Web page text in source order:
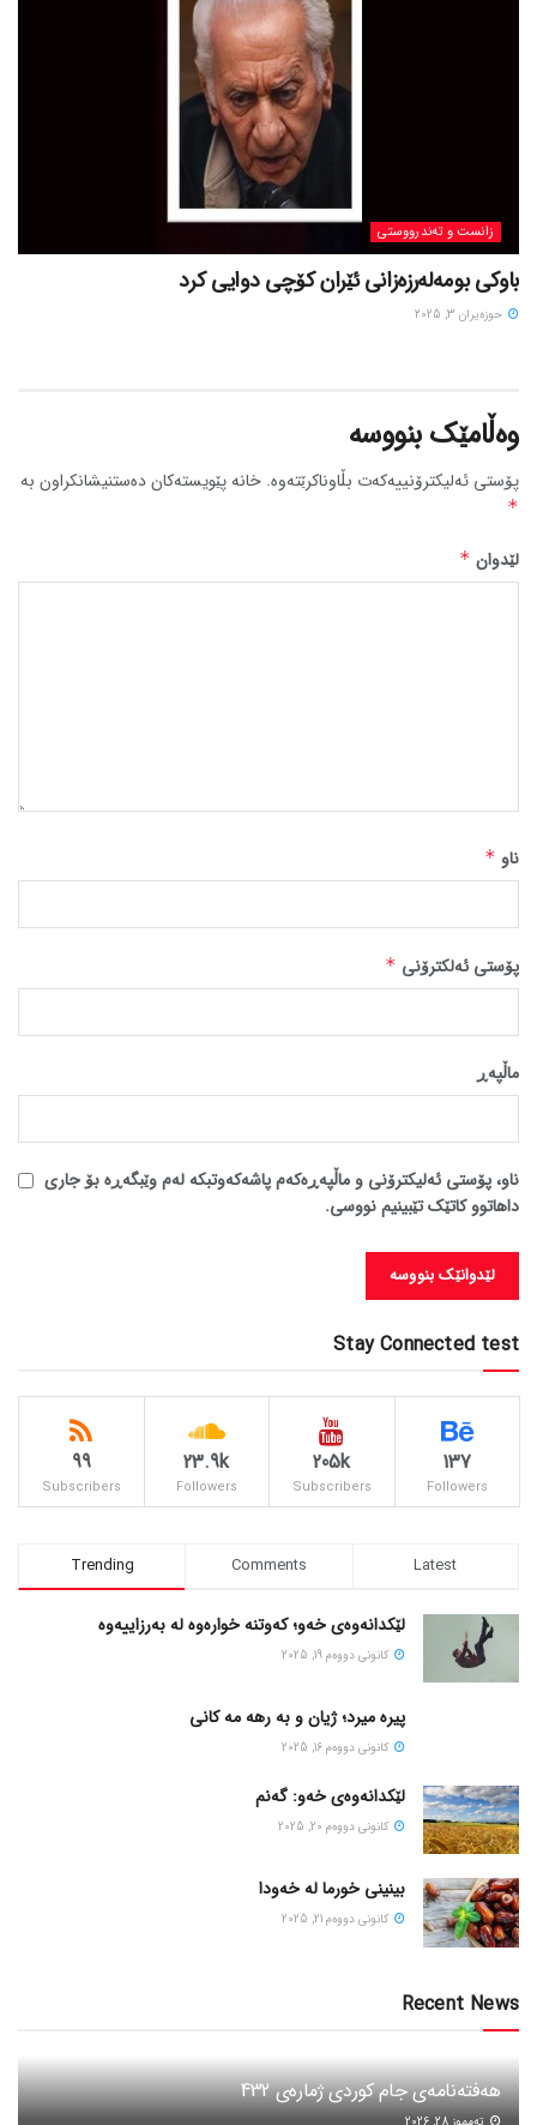
زانست و تەندرووستی
باوکی بومەلەرزەزانی ئێران کۆچی دوایی کرد
حوزه‌یران 3, 2025
وەڵامێک بنووسە
پۆستی ئەلیکترۆنییەکەت بڵاوناکرێتەوە. خانە پێویستەکان دەستنیشانکراون بە
*
لێدوان *
ناو *
پۆستی ئەلکترۆنی *
ماڵپه‌ڕ
ناو، پۆستی ئەلیکترۆنی و ماڵپەڕەکەم پاشەکەوتبکە لەم وێبگەڕە بۆ جاری
داهاتوو کاتێک تێبینیم نووسی.
Stay Connected test
137
Followers
205k
Subscribers
23.9k
Followers
99
Subscribers
Trending Comments Latest
لێکدانەوەی خەو؛ کەوتنە خوارەوە لە بەرزاییەوە
كانونی دووه‌م 19, 2025
پیره میرد؛ ژیان و به رهه مه کانی
كانونی دووه‌م 16, 2025
لێکدانەوەی خەو: گەنم
كانونی دووه‌م 20, 2025
بینینی خورما لە خەودا
كانونی دووه‌م 21, 2025
Recent News
هەفتەنامەی جام کوردی ژمارەی 432